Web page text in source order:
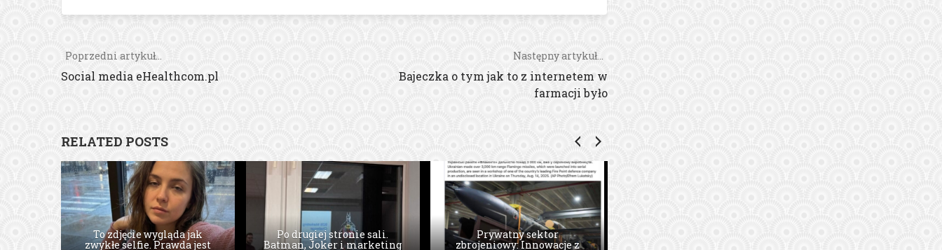
Poprzedni artykuł...
Social media eHealthcom.pl
Następny artykuł...
Bajeczka o tym jak to z internetem w
farmacji było
RELATED POSTS
To zdjęcie wygląda jak
zwykłe selfie. Prawda jest
Po drugiej stronie sali.
Batman, Joker i marketing
Prywatny sektor
zbrojeniowy: Innowacje z